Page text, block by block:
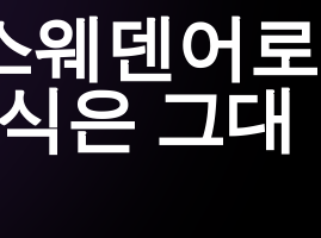
웨덴어로
은 그대